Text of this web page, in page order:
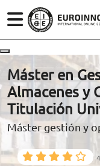
ÁREAS
ESTUDIOS
CONOCE
CONTACTO
(+34)958 050 200
900 831 200
Máster en
Almacenes y
Titulación
Máster gestión y